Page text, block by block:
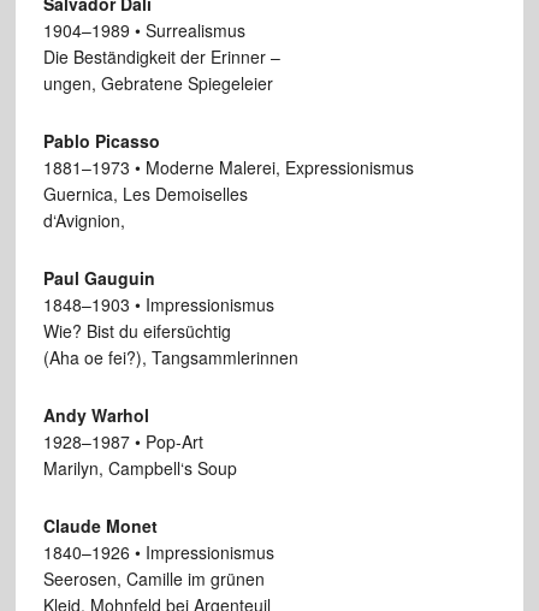
1904–1989 • Surrealismus
Die Beständigkeit der Erinner –
ungen, Gebratene Spiegeleier
Pablo Picasso
1881–1973 • Moderne Malerei, Expressionismus
Guernica, Les Demoiselles
d‘Avignion,
Paul Gauguin
1848–1903 • Impressionismus
Wie? Bist du eifersüchtig
(Aha oe fei?), Tangsammlerinnen
Andy Warhol
1928–1987 • Pop-Art
Marilyn, Campbell‘s Soup
Claude Monet
1840–1926 • Impressionismus
Seerosen, Camille im grünen
Kleid, Mohnfeld bei Argenteuil